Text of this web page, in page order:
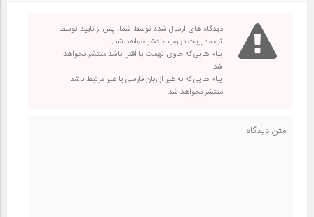
دیدگاه های ارسال شده توسط شما، پس از تایید توسط
تیم مدیریت در وب منتشر خواهد شد.
پیام هایی که حاوی تهمت یا افترا باشد منتشر نخواهد
شد.
پیام هایی که به غیر از زبان فارسی یا غیر مرتبط باشد
منتشر نخواهد شد.